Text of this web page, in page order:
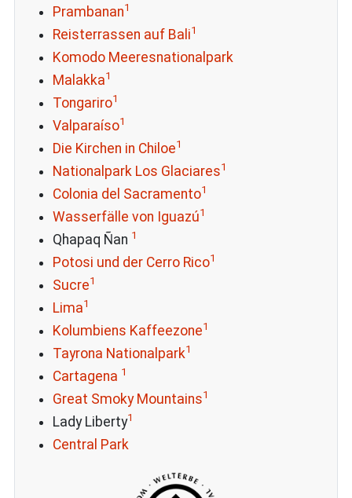
Prambanan1
Reisterrassen auf Bali1
Komodo Meeresnationalpark
Malakka1
Tongariro1
Valparaíso1
Die Kirchen in Chiloe1
Nationalpark Los Glaciares1
Colonia del Sacramento1
Wasserfälle von Iguazú1
Qhapaq Ñan 1
Potosi und der Cerro Rico1
Sucre1
Lima1
Kolumbiens Kaffeezone1
Tayrona Nationalpark1
Cartagena 1
Great Smoky Mountains1
Lady Liberty1
Central Park